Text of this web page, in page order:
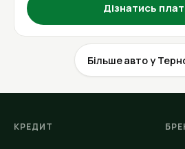
Дізнатись
Більше авто у
КРЕДИТ